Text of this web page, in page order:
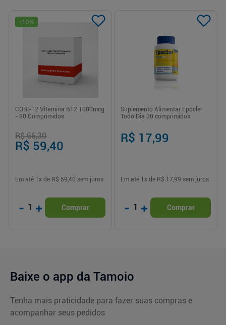
-10%
COBI-12 Vitamina B12 1000mcg
- 60 Comprimidos
R$ 66,30
R$ 59,40
Em até 1 x de R$ 59,40 sem juros
- 1 + Comprar
Suplemento Alimentar Epocler
Todo Dia 30 comprimidos
R$ 17,99
Em até 1 x de R$ 17,99 sem juros
- 1 + Comprar
Baixe o app da Tamoio
Tenha mais praticidade para fazer suas compras e
acompanhar seus pedidos